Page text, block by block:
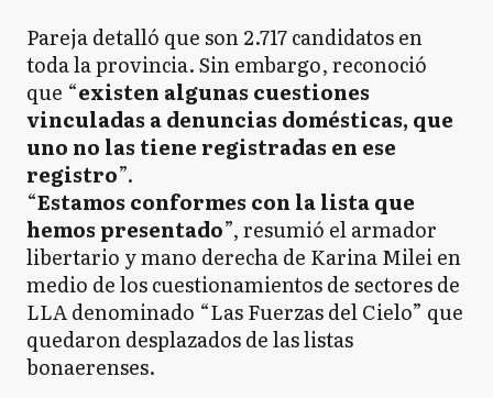
Pareja detalló que son 2.717 candidatos en
toda la provincia. Sin embargo, reconoció
que “existen algunas cuestiones
vinculadas a denuncias domésticas, que
uno no las tiene registradas en ese
registro”.
“Estamos conformes con la lista que
hemos presentado”, resumió el armador
libertario y mano derecha de Karina Milei en
medio de los cuestionamientos de sectores de
LLA denominado “Las Fuerzas del Cielo” que
quedaron desplazados de las listas
bonaerenses.